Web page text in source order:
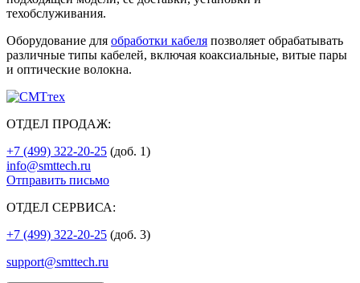
техобслуживания.
Оборудование для обработки кабеля позволяет обрабатывать
различные типы кабелей, включая коаксиальные, витые пары
и оптические волокна.
ОТДЕЛ ПРОДАЖ:
+7 (499) 322-20-25 (доб. 1)
info@smttech.ru
Отправить письмо
ОТДЕЛ СЕРВИСА:
+7 (499) 322-20-25 (доб. 3)
support@smttech.ru